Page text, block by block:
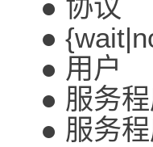
● 协议
●
● 用户
● 服务
● 服务